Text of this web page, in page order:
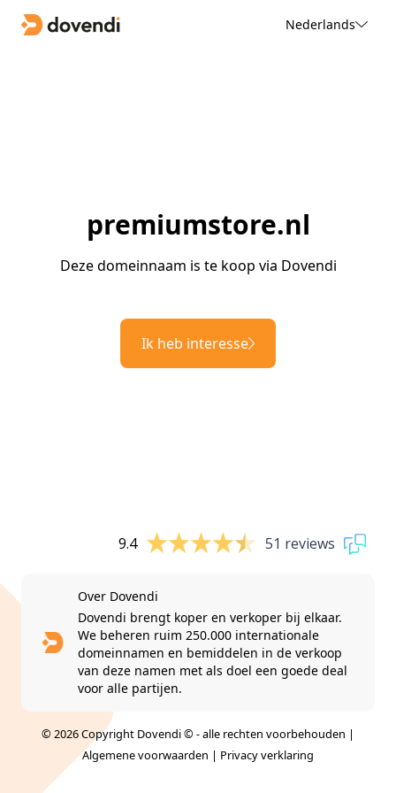
Nederlands
premiumstore.nl
Deze domeinnaam is te koop via Dovendi
Ik heb interesse
9.4 51 reviews
Over Dovendi
Dovendi brengt koper en verkoper bij elkaar.
We beheren ruim 250.000 internationale
domeinnamen en bemiddelen in de verkoop
van deze namen met als doel een goede deal
voor alle partijen.
© 2026 Copyright Dovendi © - alle rechten voorbehouden |
Algemene voorwaarden | Privacy verklaring